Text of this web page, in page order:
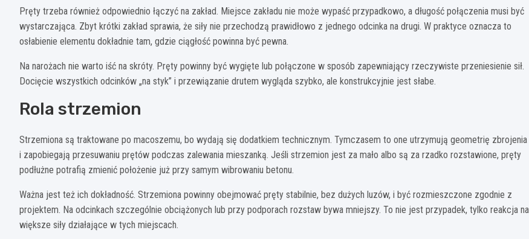
Pręty trzeba również odpowiednio łączyć na zakład. Miejsce zakładu nie może wypaść przypadkowo, a długość połączenia musi być
wystarczająca. Zbyt krótki zakład sprawia, że siły nie przechodzą prawidłowo z jednego odcinka na drugi. W praktyce oznacza to
osłabienie elementu dokładnie tam, gdzie ciągłość powinna być pewna.
Na narożach nie warto iść na skróty. Pręty powinny być wygięte lub połączone w sposób zapewniający rzeczywiste przeniesienie sił.
Docięcie wszystkich odcinków „na styk” i przewiązanie drutem wygląda szybko, ale konstrukcyjnie jest słabe.
Rola strzemion
Strzemiona są traktowane po macoszemu, bo wydają się dodatkiem technicznym. Tymczasem to one utrzymują geometrię zbrojenia
i zapobiegają przesuwaniu prętów podczas zalewania mieszanką. Jeśli strzemion jest za mało albo są za rzadko rozstawione, pręty
podłużne potrafią zmienić położenie już przy samym wibrowaniu betonu.
Ważna jest też ich dokładność. Strzemiona powinny obejmować pręty stabilnie, bez dużych luzów, i być rozmieszczone zgodnie z
projektem. Na odcinkach szczególnie obciążonych lub przy podporach rozstaw bywa mniejszy. To nie jest przypadek, tylko reakcja na
większe siły działające w tych miejscach.